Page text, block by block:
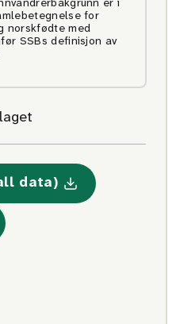
er i
for
norskfødte med
SSBs definisjon av
data)
statistikk om
om